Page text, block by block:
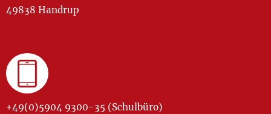
49838 Handrup
+49(0)5904 9300-35 (Schulbüro)